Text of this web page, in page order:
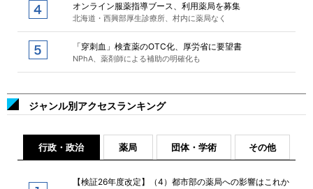
オンライン服薬指導ブース、利用薬局を募集
北海道・西興部厚生診療所、村内に薬局なく
「穿刺血」検査薬のOTC化、厚労省に要望書
NPhA、薬剤師による補助の明確化も
ジャンル別アクセスランキング
行政・政治 薬局 団体・学術 その他
【検証26年度改定】（4）都市部の薬局への影響はこれか